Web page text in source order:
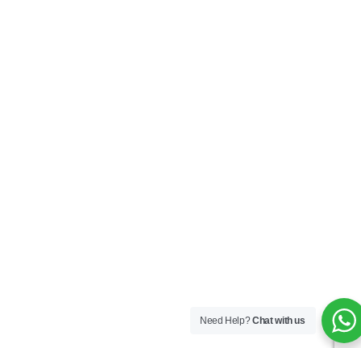
Need Help?Chat with us